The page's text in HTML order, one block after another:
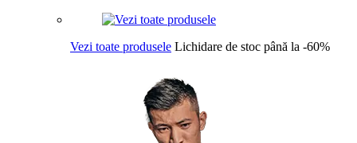
Vezi toate produsele Lichidare de stoc până la -60%